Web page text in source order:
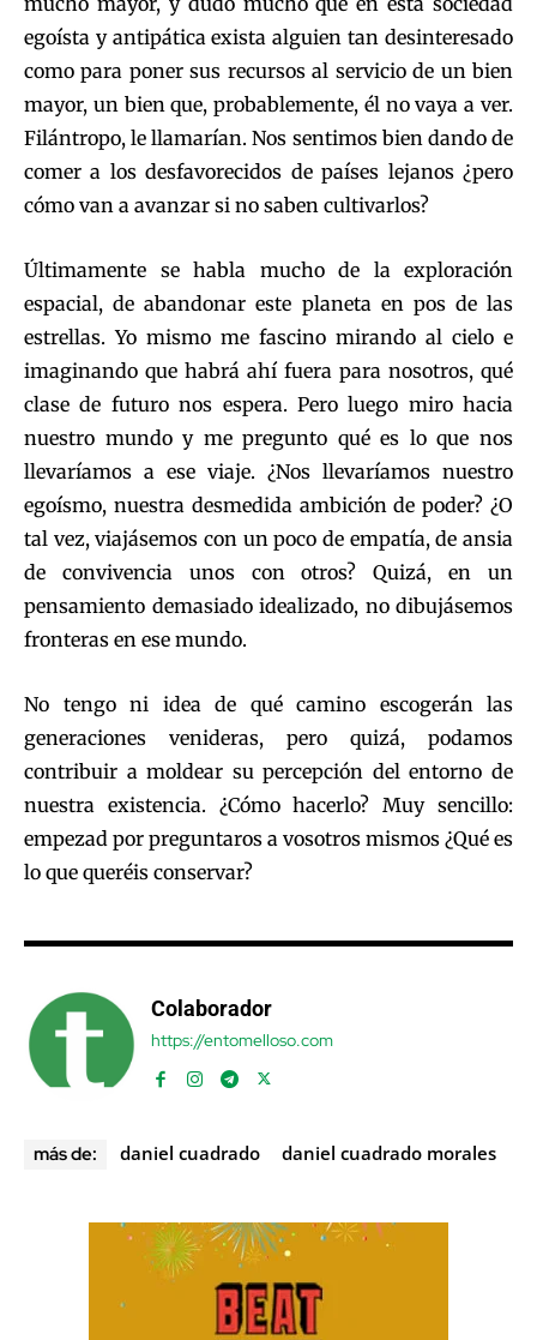
egoísta y antipática exista alguien tan desinteresado
como para poner sus recursos al servicio de un bien
mayor, un bien que, probablemente, él no vaya a ver.
Filántropo, le llamarían. Nos sentimos bien dando de
comer a los desfavorecidos de países lejanos ¿pero
cómo van a avanzar si no saben cultivarlos?
Últimamente se habla mucho de la exploración
espacial, de abandonar este planeta en pos de las
estrellas. Yo mismo me fascino mirando al cielo e
imaginando que habrá ahí fuera para nosotros, qué
clase de futuro nos espera. Pero luego miro hacia
nuestro mundo y me pregunto qué es lo que nos
llevaríamos a ese viaje. ¿Nos llevaríamos nuestro
egoísmo, nuestra desmedida ambición de poder? ¿O
tal vez, viajásemos con un poco de empatía, de ansia
de convivencia unos con otros? Quizá, en un
pensamiento demasiado idealizado, no dibujásemos
fronteras en ese mundo.
No tengo ni idea de qué camino escogerán las
generaciones venideras, pero quizá, podamos
contribuir a moldear su percepción del entorno de
nuestra existencia. ¿Cómo hacerlo? Muy sencillo:
empezad por preguntaros a vosotros mismos ¿Qué es
lo que queréis conservar?
Colaborador
https://entomelloso.com
más de: daniel cuadrado daniel cuadrado morales